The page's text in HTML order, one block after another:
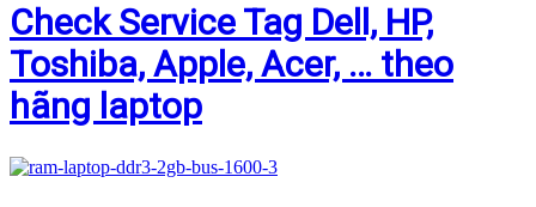
Check Service Tag Dell, HP,
Toshiba, Apple, Acer, … theo
hãng laptop